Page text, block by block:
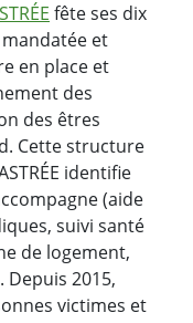
fête ses dix
et
en place et
des
des êtres
Cette structure
identifie
(aide
suivi santé
de logement,
2015,
victimes et